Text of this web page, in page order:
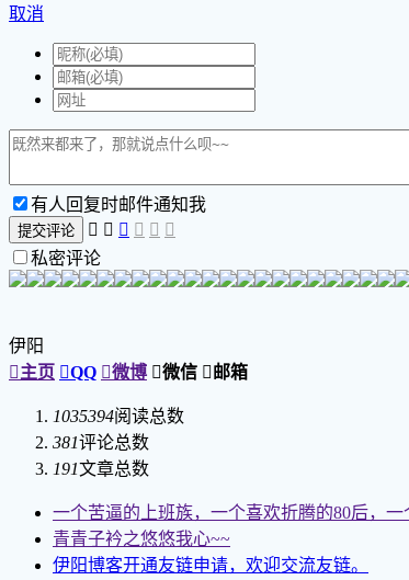
取消
有人回复时邮件通知我
提交评论      
私密评论
伊阳
主页 QQ 微博 微信 邮箱
1035394阅读总数
381评论总数
191文章总数
一个苦逼的上班族，一个喜欢折腾的80后，
青青子衿之悠悠我心~~
伊阳博客开通友链申请，欢迎交流友链。